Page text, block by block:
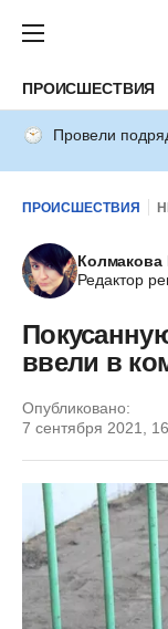
ПРОИСШЕСТВИЯ
Провели
ПРОИСШЕСТВИЯ
Колмакова
Редактор
ввели в
Опубликовано:
7 сентября 2021,